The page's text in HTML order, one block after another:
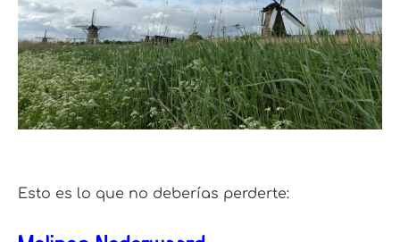
Esto es lo que no deberías perderte: